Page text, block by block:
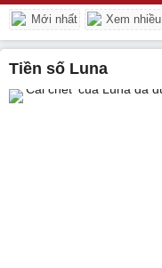
Mới nhất Xem nhiều
tiền số Luna